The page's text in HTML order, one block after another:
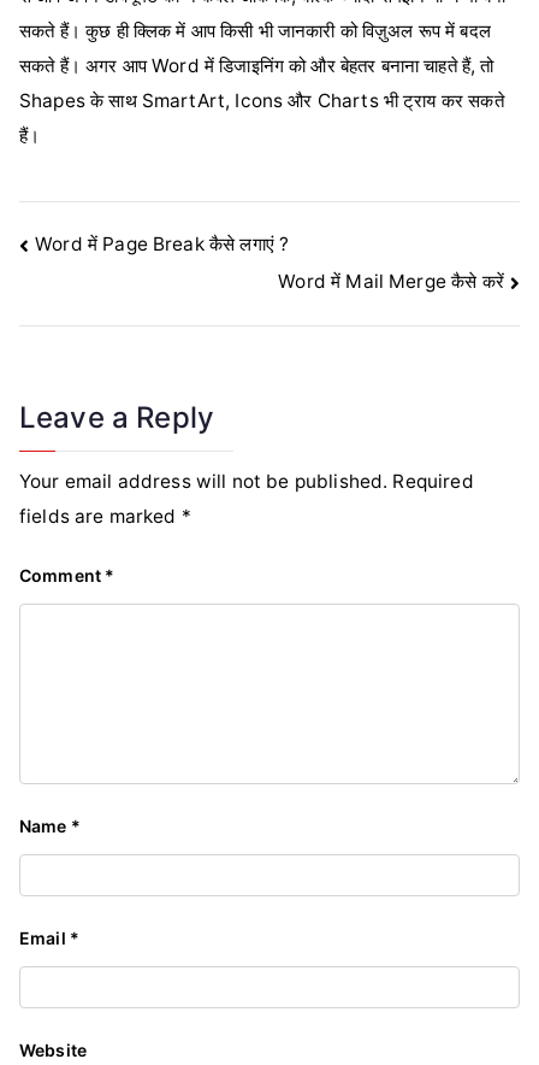
सकते हैं। कुछ ही क्लिक में आप किसी भी जानकारी को विज़ुअल रूप में बदल
सकते हैं। अगर आप Word में डिजाइनिंग को और बेहतर बनाना चाहते हैं, तो
Shapes के साथ SmartArt, Icons और Charts भी ट्राय कर सकते
हैं।
Post
Word में Page Break कैसे लगाएं ?
Word में Mail Merge कैसे करें
Leave a Reply
Your email address will not be published. Required
fields are marked *
Comment *
Name *
Email *
Website